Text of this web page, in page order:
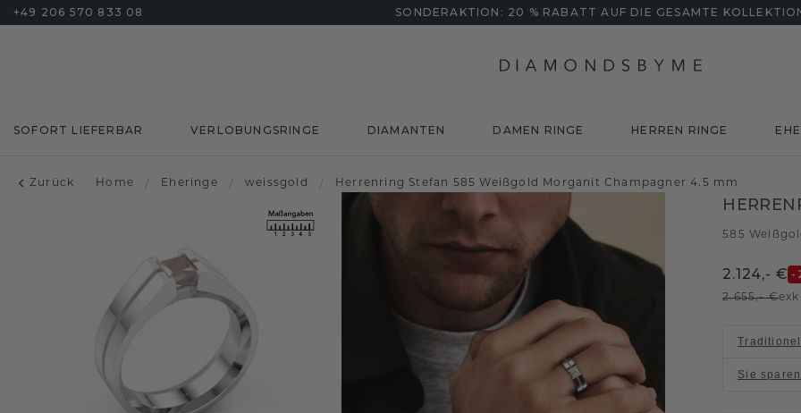
+49 206 570 833 08 SONDERAKTION: 20 % RABATT AUF DIE GESAMTE
SOFORT LIEFERBAR VERLOBUNGSRINGE DIAMANTEN DAMEN RINGE HERREN RINGE
Zurück Home / Eheringe / weissgold / Herrenring Stefan 585 Weißgold Morganit Champagner 4.5 mm
585
2.124,- € -
2.655,- €
Sie sparen